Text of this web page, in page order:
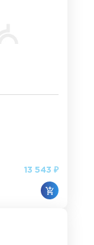
13 543 ₽